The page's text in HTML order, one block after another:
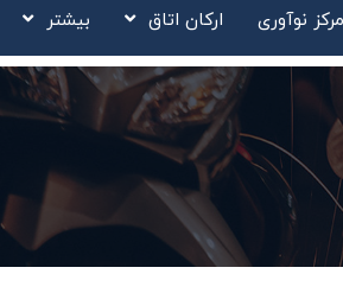
مرکز نوآوری‌ ارکان اتاق بیشتر